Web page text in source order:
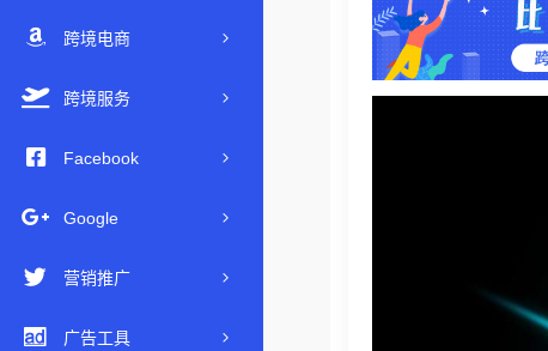
跨境电商
跨境服务
Facebook
Google
营销推广
广告工具